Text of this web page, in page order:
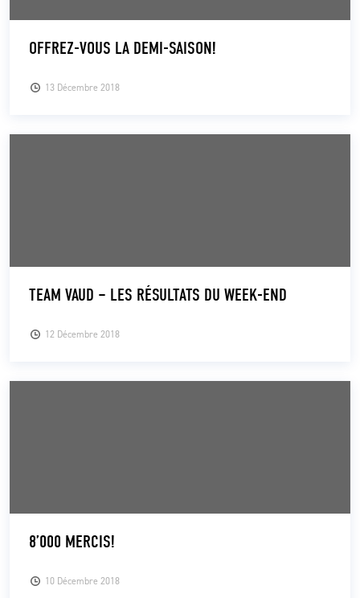
13 Décembre 2018
OFFREZ-VOUS LA DEMI-SAISON!
12 Décembre 2018
TEAM VAUD – LES RÉSULTATS DU WEEK-END
10 Décembre 2018
8’000 MERCIS!